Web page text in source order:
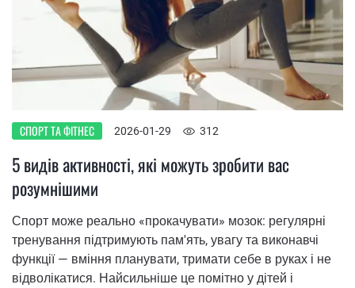
СПОРТ ТА ФІТНЕС 2026-01-29 312
5 видів активності, які можуть зробити вас
розумнішими
Спорт може реально «прокачувати» мозок: регулярні
тренування підтримують пам'ять, увагу та виконавчі
функції — вміння планувати, тримати себе в руках і не
відволікатися. Найсильніше це помітно у дітей і